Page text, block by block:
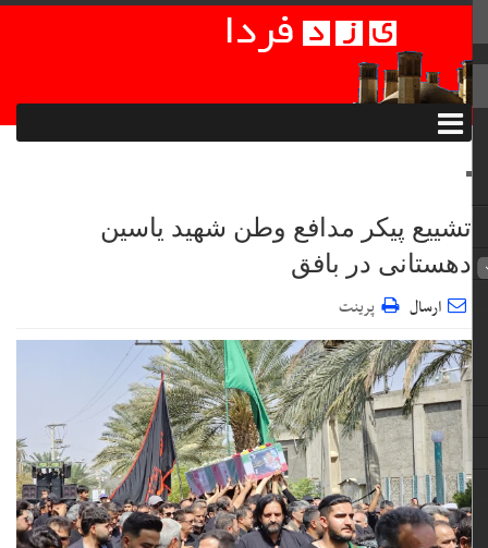
تشییع پیکر مدافع وطن شهید یاسین
دهستانی در بافق
ارسال پرینت